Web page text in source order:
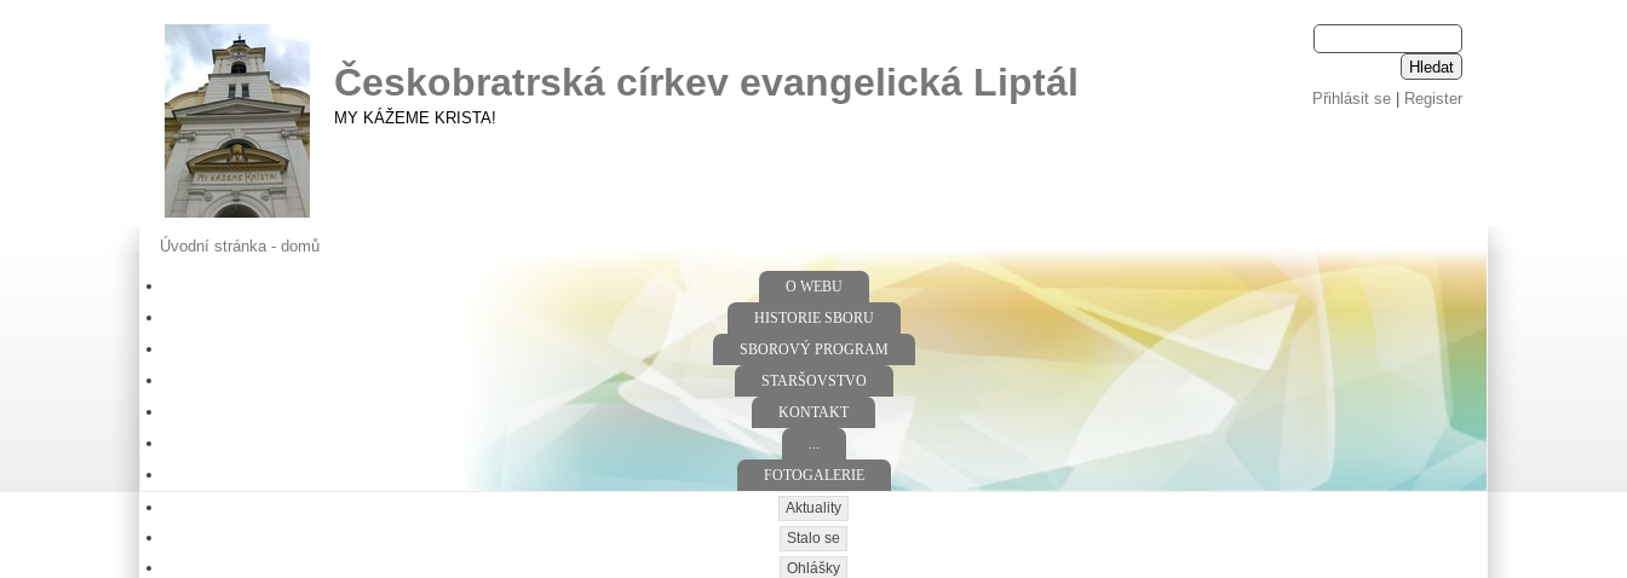
Přihlásit se| Register
Českobratrská církev evangelická Liptál
MY KÁŽEME KRISTA!
Úvodní stránka - domů
O WEBU
HISTORIE SBORU
SBOROVÝ PROGRAM
STARŠOVSTVO
KONTAKT
FOTOGALERIE
Aktuality
Stalo se
Ohlášky